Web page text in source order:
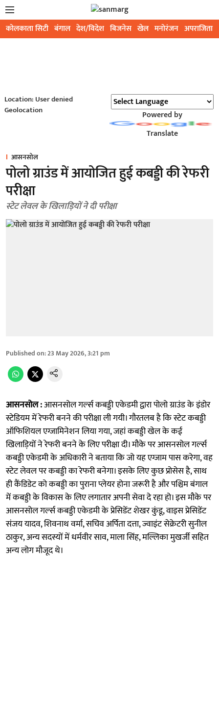
कोलकाता सिटी बंगाल देश/विदेश बिजनेस खेल मनोरंजन अपराजिता
Location: User denied
Geolocation
Powered by
Translate
आसनसोल
पोलो ग्राउंड में आयोजित हुई कबड्डी की रेफरी
परीक्षा
स्टेट लेवल के खिलाड़ियों ने दी परीक्षा
Published on:23 May 2026, 3:21 pm
आसनसोल :आसनसोल गर्ल्स कबड्डी एकेडमी द्वारा पोलो ग्राउंड के इंडोर
स्टेडियम में रेफरी बनने की परीक्षा ली गयी। गौरतलब है कि स्टेट कबड्डी
ऑफिशियल एग्जामिनेशन लिया गया, जहां कबड्डी खेल के कई
खिलाड़ियों ने रेफरी बनने के लिए परीक्षा दी। मौके पर आसनसोल गर्ल्स
कबड्डी एकेडमी के अधिकारी ने बताया कि जो यह एग्जाम पास करेगा, वह
स्टेट लेवल पर कबड्डी का रेफरी बनेगा। इसके लिए कुछ प्रोसेस है, साथ
ही कैंडिडेट को कबड्डी का पुराना प्लेयर होना जरूरी है और पश्चिम बंगाल
में कबड्डी के विकास के लिए लगातार अपनी सेवा दे रहा हो। इस मौके पर
आसनसोल गर्ल्स कबड्डी एकेडमी के प्रेसिडेंट शेखर कुंडू, वाइस प्रेसिडेंट
संजय यादव, शिवनाथ वर्मा, सचिव अर्पिता दत्ता, ज्वाइंट सेक्रेटरी सुनील
ठाकुर, अन्य सदस्यों में धर्मवीर साव, माला सिंह, मल्लिका मुखर्जी सहित
अन्य लोग मौजूद थे।